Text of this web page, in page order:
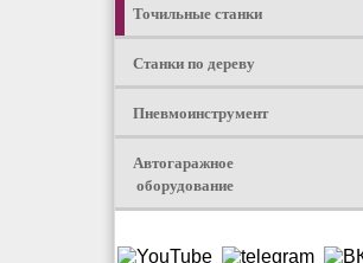
Точильные станки
Станки по дереву
Пневмоинструмент
Автогаражное
оборудование